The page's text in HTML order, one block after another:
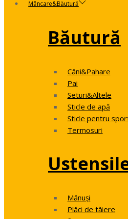
Mâncare&Băutură
Băutură
Căni&Pahare
Pai
Seturi&Altele
Sticle de apă
Sticle pentru
Termosuri
Mănuși
Plăci de tăiere